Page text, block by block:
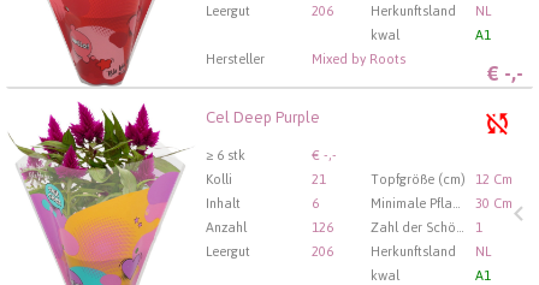
Leergut
206 Herkunftsland
NL
kwal
A1
Hersteller
Mixed by Roots
€ -,-
Cel Deep Purple
≥ 6 stk
€ -,-
Kolli
21 Topfgröße (cm)
12 Cm
Inhalt
6
30 Cm
Anzahl
126
1
Leergut
206 Herkunftsland
NL
kwal
A1
Cel Deep Purple
U moet ingelogd zijn om te kunnen kopen.
anmelden